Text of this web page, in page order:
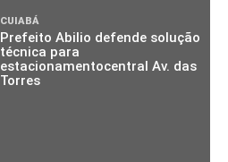
CUIABÁ
Prefeito Abilio defende solução
técnica para
estacionamentocentral Av. das
Torres